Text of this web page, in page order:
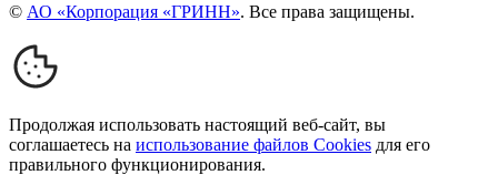
© АО «Корпорация «ГРИНН». Все права защищены.
Продолжая использовать настоящий веб-сайт, вы
соглашаетесь на использование файлов Cookies для его
правильного функционирования.